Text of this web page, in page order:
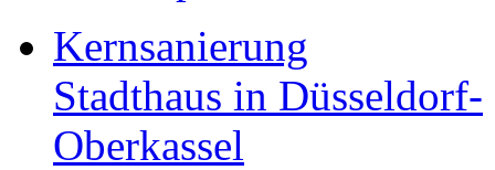
Kernsanierung
Stadthaus in Düsseldorf-
Oberkassel